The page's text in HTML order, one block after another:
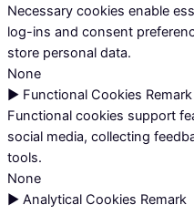
Necessary cookies enable
log-ins and consent
store personal data.
None
► Functional Cookies Remark
Functional cookies support
social media, collecting
tools.
None
► Analytical Cookies Remark